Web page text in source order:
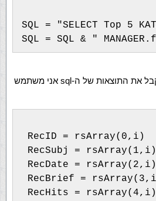
SQL = "SELECT Top 5
SQL = SQL & "
ועל מנת לקבל את התוצאות של ה-sql אני משתמש
RecID = rsArray(0,i)
RecSubj = rsArray(1,i)
RecDate = rsArray(2,i)
RecBrief =
RecHits = rsArray(4,i)